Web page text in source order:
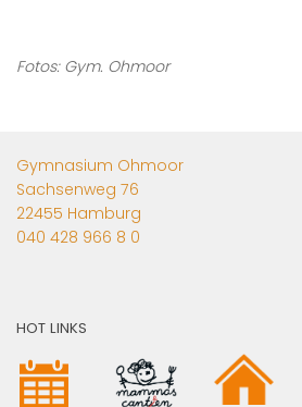
Fotos: Gym. Ohmoor
Gymnasium Ohmoor
Sachsenweg 76
22455 Hamburg
040 428 966 8 0
HOT LINKS